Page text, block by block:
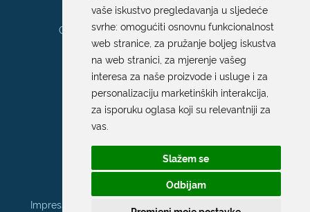
vaše iskustvo pregledavanja u sljedeće
svrhe: omogućiti osnovnu funkcionalnost
web stranice, za pružanje boljeg iskustva
na web stranici za mjerenje vašeg
interesa za naše proizvode i usluge i za
personalizaciju marketinških interakcija
za isporuku oglasa koji su relevantniji za
vas.
Slažem se
Odbijam
upravna tijela Grada Dubrovnika
Gundulićeva poljana 10, 20000 Dubrovnik
Radno vrijeme sa strankama:
Ponedjeljak – Petak; 9.00 – 12.00 sati
T:+385 20 351 879
Poveznice
Arhiva|Arhiva - natječaji
Impressum